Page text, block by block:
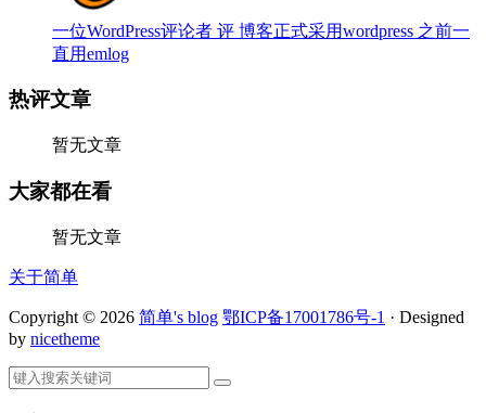
一位WordPress评论者 评 博客正式采用wordpress 之前一
直用emlog
热评文章
暂无文章
大家都在看
暂无文章
关于简单
Copyright © 2026 简单's blog 鄂ICP备17001786号-1 · Designed
by nicetheme